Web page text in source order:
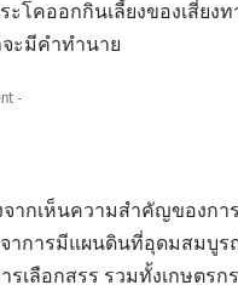
คออกกินเลี้ยงของเสี่ยงท
ะมีคำทำนาย
-
จากเห็นความสำคัญของก
าการมีแผนดินที่อุดมสมบู
เลือกสรร รวมทั้งเกษตร